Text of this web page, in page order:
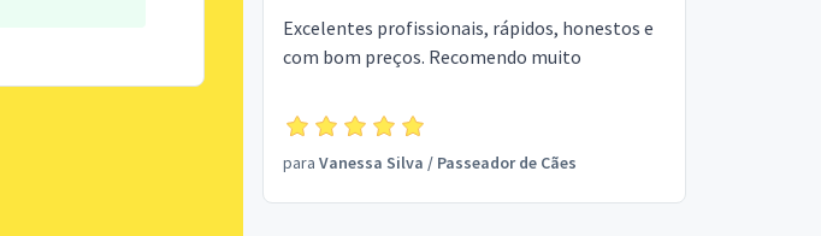
Excelentes profissionais, rápidos, honestos e
com bom preços. Recomendo muito
para Vanessa Silva / Passeador de Cães